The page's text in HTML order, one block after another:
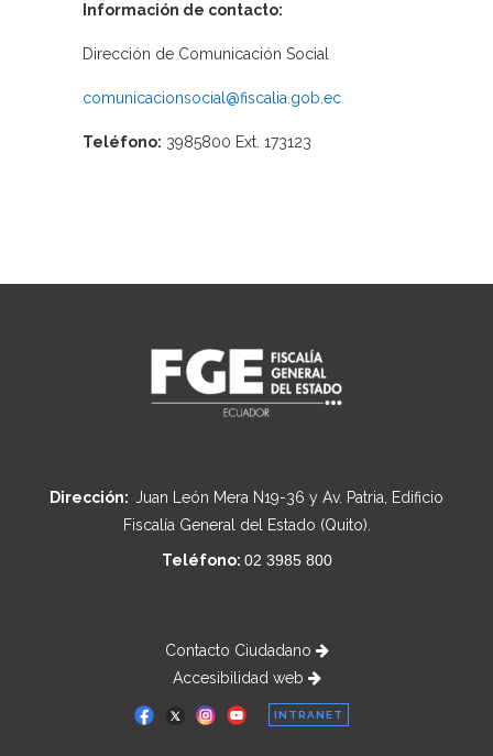
Información de contacto:
Dirección de Comunicación Social
comunicacionsocial@fiscalia.gob.ec
Teléfono: 3985800 Ext. 173123
Dirección: Juan León Mera N19-36 y Av. Patria, Edificio
Fiscalía General del Estado (Quito).
Teléfono: 02 3985 800
Contacto Ciudadano
Accesibilidad web
INTRANET